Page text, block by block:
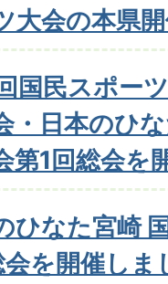
大会の本県
国民スポー
・日本のひ
第1回総会を
ひなた宮崎
を開催しま